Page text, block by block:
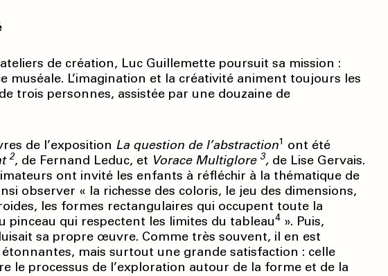
de création, Luc Guillemette poursuit sa mission :
muséale. L’imagination et la créativité animent toujours les
trois personnes, assistée par une douzaine de
de l’exposition La question de l’abstraction1 ont été
2, de Fernand Leduc, et Vorace Multiglore 3, de Lise Gervais.
ont invité les enfants à réfléchir à la thématique de
observer « la richesse des coloris, le jeu des dimensions,
les formes rectangulaires qui occupent toute la
pinceau qui respectent les limites du tableau4 ». Puis,
sa propre œuvre. Comme très souvent, il en est
mais surtout une grande satisfaction : celle
le processus de l’exploration autour de la forme et de la